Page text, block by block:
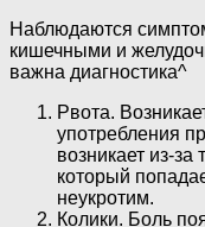
Наблюдаются
кишечными и
важна диагностика^
Рвота.
употребления
возникает из-за
который
неукротим.
Колики. Боль